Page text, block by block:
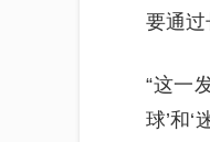
要通过
“这一
球’和‘